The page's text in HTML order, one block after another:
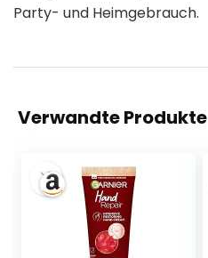
Party- und Heimgebrauch.
Verwandte Produkte